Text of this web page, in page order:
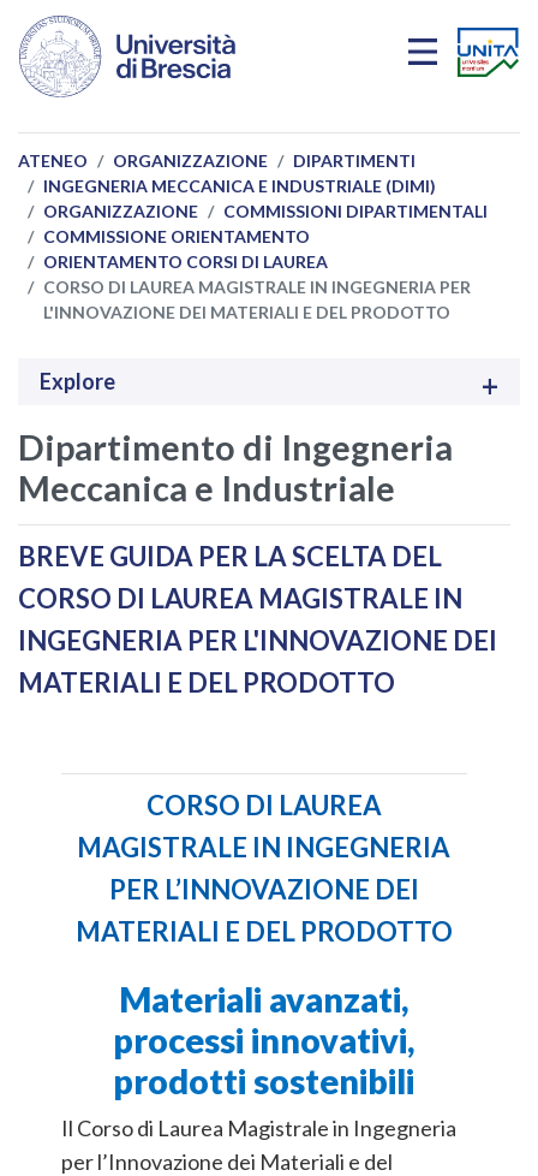
Salta al contenuto principale
ATENEO ORGANIZZAZIONE
DIPARTIMENTI
INGEGNERIA MECCANICA E INDUSTRIALE (DIMI)
ORGANIZZAZIONE
COMMISSIONI DIPARTIMENTALI
COMMISSIONE ORIENTAMENTO
ORIENTAMENTO CORSI DI LAUREA
CORSO DI LAUREA MAGISTRALE IN INGEGNERIA PER
L'INNOVAZIONE DEI MATERIALI E DEL PRODOTTO
Explore
Dipartimento di Ingegneria
Meccanica e Industriale
BREVE GUIDA PER LA SCELTA DEL
CORSO DI LAUREA MAGISTRALE IN
INGEGNERIA PER L'INNOVAZIONE DEI
MATERIALI E DEL PRODOTTO
CORSO DI LAUREA
MAGISTRALE IN INGEGNERIA
PER L’INNOVAZIONE DEI
MATERIALI E DEL PRODOTTO
Materiali avanzati,
processi innovativi,
prodotti sostenibili
Il Corso di Laurea Magistrale in Ingegneria
per l’Innovazione dei Materiali e del